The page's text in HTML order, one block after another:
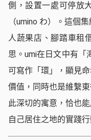
側，設置一處可停放
（umino わ）。這個
人蔬果店、腳踏車租
思。umi在日文中有「
可寫作「環」，顯見
價值，同時也是維繫
此深切的寓意，恰也
自己居住之地的實踐行